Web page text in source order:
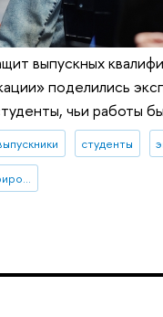
выпускных
поделились
чьи работы
студенты
Магистерская программа «Интегрированные коммуникации»